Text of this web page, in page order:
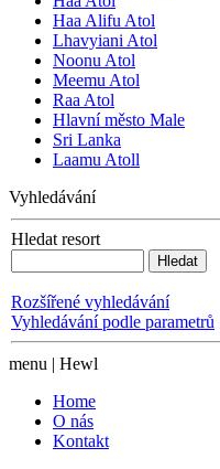
Haa Alifu Atol
Lhavyiani Atol
Noonu Atol
Meemu Atol
Raa Atol
Hlavní město Male
Sri Lanka
Laamu Atoll
Vyhledávání
Hledat resort
Rozšířené vyhledávání
Vyhledávání podle parametrů
menu | Hewl
Home
O nás
Kontakt